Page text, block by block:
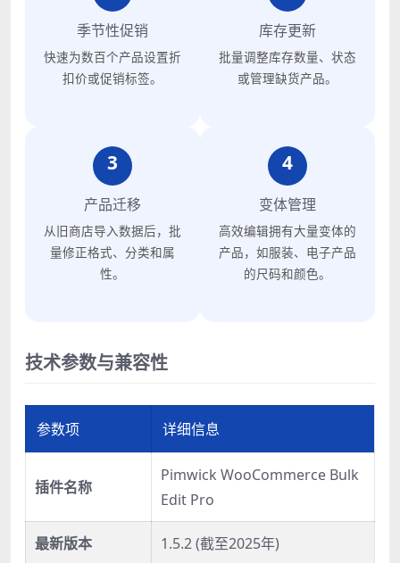
季节性促销
快速为数百个产品设置折
扣价或促销标签。
库存更新
批量调整库存数量、状态
或管理缺货产品。
3
产品迁移
从旧商店导入数据后，批
量修正格式、分类和属
性。
4
变体管理
高效编辑拥有大量变体的
产品，如服装、电子产品
的尺码和颜色。
技术参数与兼容性
参数项 详细信息
插件名称
Pimwick WooCommerce Bulk
Edit Pro
最新版本 1.5.2 (截至2025年)